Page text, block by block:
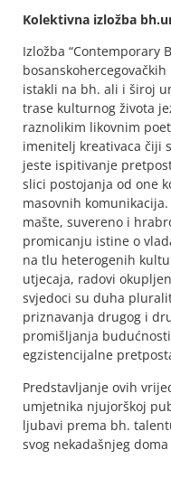
Kolektivna izložba
Izložba “Contemporary
istakli na bh. ali i široj
trase kulturnog života
raznolikim likovnim
imenitelj kreativaca čiji
jeste ispitivanje
slici postojanja od one
masovnih
mašte, suvereno i
promicanju istine o
na tlu heterogenih
utjecaja, radovi
svjedoci su duha
priznavanja drugog i
promišljanja
egzistencijalne
Predstavljanje ovih
umjetnika njujorškoj
ljubavi prema bh.
svog nekadašnjeg